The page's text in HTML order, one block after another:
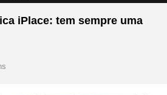
iPlace: tem sempre uma